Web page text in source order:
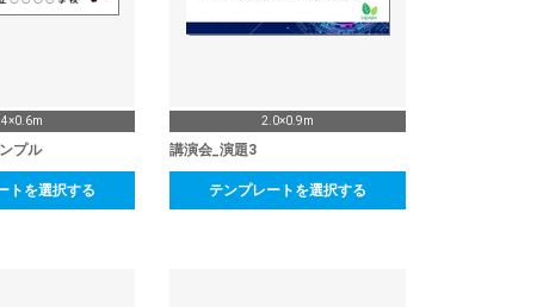
プル
トを選択する
2.0×0.9m
講演会_演題3
テンプレートを選択する